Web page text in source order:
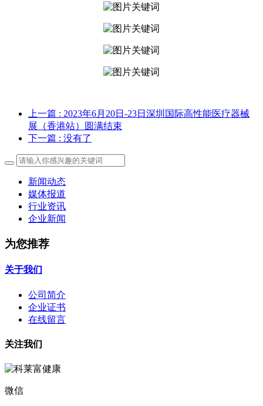
上一篇 : 2023年6月20日-23日深圳国际高性能医疗器械
展（香港站）圆满结束
下一篇 : 没有了
新闻动态
媒体报道
行业资讯
企业新闻
为您推荐
关于我们
公司简介
企业证书
在线留言
关注我们
微信